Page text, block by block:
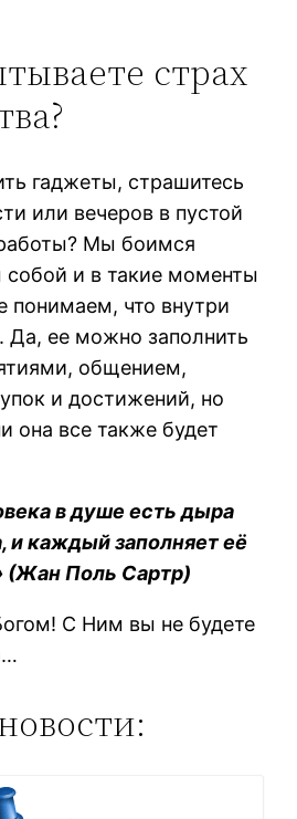
страх
гаджеты, страшитесь
или вечеров в пустой
Мы боимся
собой и в такие моменты
понимаем, что внутри
Да, ее можно заполнить
общением,
и достижений, но
она все также будет
в душе есть дыра
и каждый заполняет её
(Жан Поль Сартр)
С Ним вы не будете